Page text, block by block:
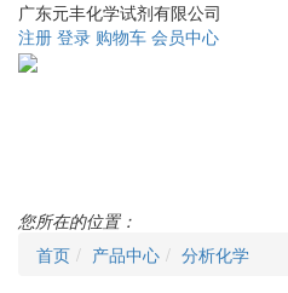
广东元丰化学试剂有限公司
注册 登录 购物车 会员中心
您所在的位置：
首页
产品中心 分析化学